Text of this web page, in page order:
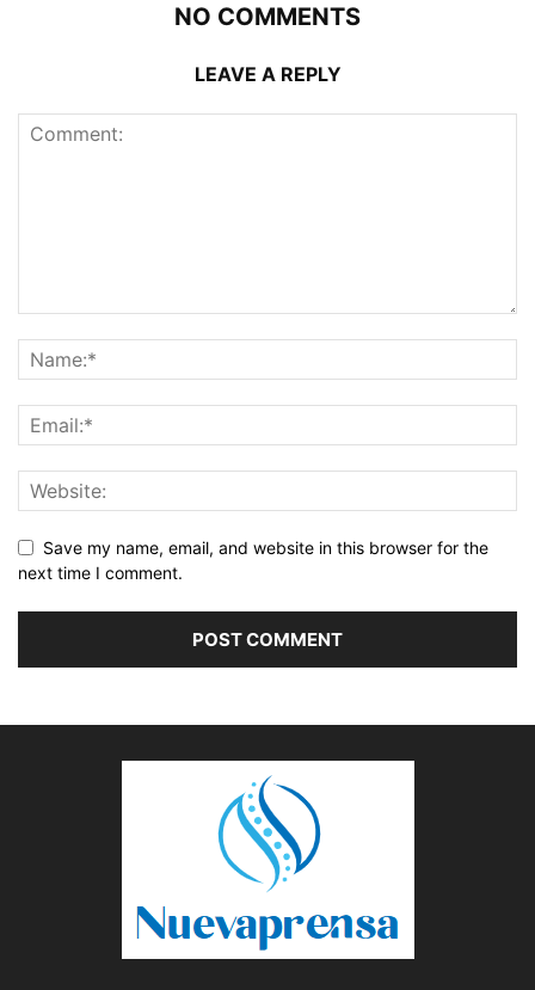
NO COMMENTS
LEAVE A REPLY
Save my name, email, and website in this browser for the
next time I comment.